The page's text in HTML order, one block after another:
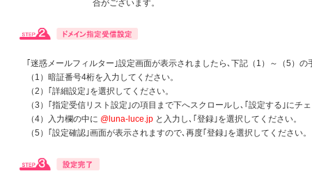
合がございます。
｢迷惑メールフィルター｣設定画面が表示されましたら､下記（1）～（5）
（1）暗証番号4桁を入力してください。
（2）｢詳細設定｣を選択してください。
（3）｢指定受信リスト設定｣の項目まで下へスクロールし､｢設定する｣にチ
（4）入力欄の中に @luna-luce.jp と入力し､｢登録｣を選択してください。
（5）｢設定確認｣画面が表示されますので､再度｢登録｣を選択してください。